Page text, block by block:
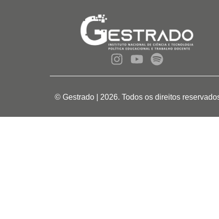
© Gestrado | 2026. Todos os direitos